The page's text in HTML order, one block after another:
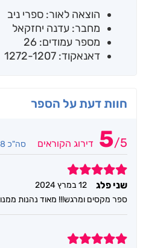
הוצאה לאור: ספרי ניב
מחבר: עדנה יחזקאל
מספר עמודים: 26
דאנאקוד: 1272-1207
חוות דעת על הספר
5/5 דירוג הקוראים סה"כ 28 חוות דעת
5
שני פלג
12 במרץ 2024
ספר מקסים ומרגש!!! מאוד נהנות ממנו
5